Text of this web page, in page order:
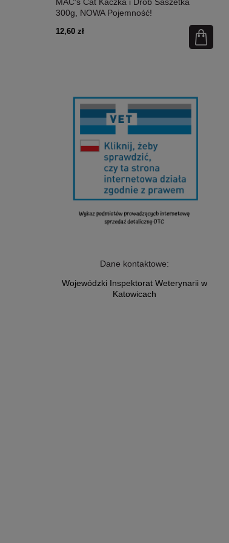
300g, NOWA Pojemność!
12,60 zł
Dane kontaktowe:
Wojewódzki Inspektorat Weterynarii w
Katowicach